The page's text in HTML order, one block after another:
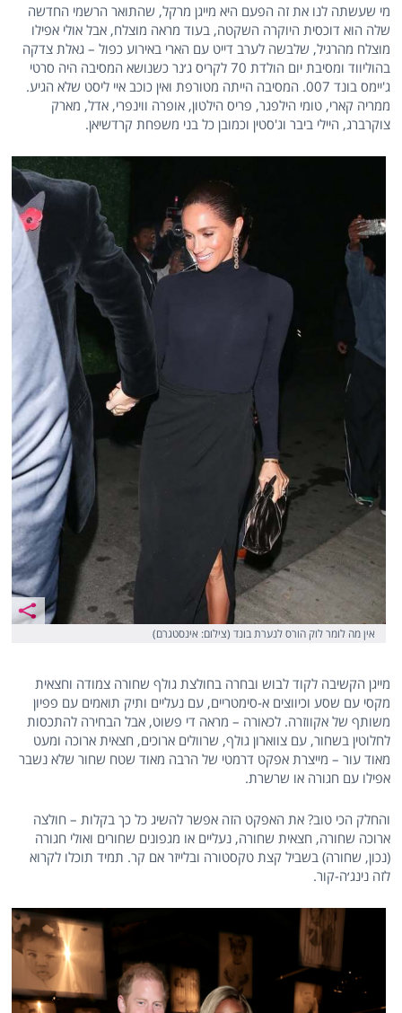
מי שעשתה לנו את זה הפעם היא מייגן מרקל, שהתואר הרשמי החדשה
שלה הוא דוכסית היוקרה השקטה, בעוד מראה מוצלח, אבל אולי אפילו
מוצלח מהרגיל, שלבשה לערב דייט עם הארי באירוע כפול – גאלת צדקה
בהוליווד ומסיבת יום הולדת 70 לקריס ג׳נר כשנושא המסיבה היה סרטי
ג'יימס בונד 007. המסיבה הייתה מטורפת ואין כוכב איי ליסט שלא הגיע.
ממריה קארי, טומי הילפגר, פריס הילטון, אופרה ווינפרי, אדל, מארק
צוקרברג, היילי ביבר וג'סטין וכמובן כל בני משפחת קרדשיאן.
אין מה לומר לוק הורס לנערת בונד (צילום: אינסטגרם)
מייגן הקשיבה לקוד לבוש ובחרה בחולצת גולף שחורה צמודה וחצאית
מקסי עם שסע וכיווצים א-סימטריים, עם נעליים ותיק תואמים עם פפיון
משותף של אקווזרה. לכאורה – מראה די פשוט, אבל הבחירה להתכסות
לחלוטין בשחור, עם צווארון גולף, שרוולים ארוכים, חצאית ארוכה ומעט
מאוד עור – מייצרת אפקט דרמטי של הרבה מאוד שטח שחור שלא נשבר
אפילו עם חגורה או שרשרת.
והחלק הכי טוב? את האפקט הזה אפשר להשיג כל כך בקלות – חולצה
ארוכה שחורה, חצאית שחורה, נעליים או מגפונים שחורים ואולי חגורה
(נכון, שחורה) בשביל קצת טקסטורה ובלייזר אם קר. תמיד תוכלו לקרוא
לזה נינג׳ה-קור.